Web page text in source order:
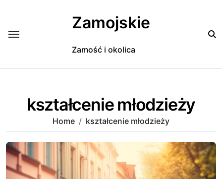
Zamojskie
Zamość i okolica
kształcenie młodzieży
Home kształcenie młodzieży